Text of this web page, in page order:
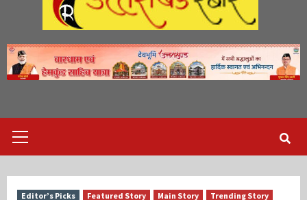
Menu
Editor’s Picks Featured Story Main Story
Trending Story